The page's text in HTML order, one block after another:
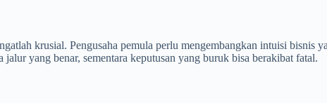
krusial. Pengusaha pemula perlu mengembangkan intuisi bisnis
yang benar, sementara keputusan yang buruk bisa berakibat fatal.